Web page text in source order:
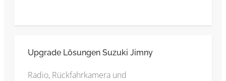
Upgrade Lösungen Suzuki Jimny
Radio, Rückfahrkamera und